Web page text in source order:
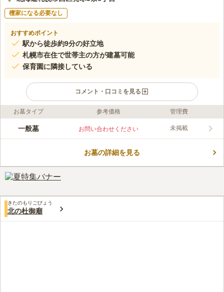
檀家になる必要なし
おすすめポイント
駅から徒歩約9分の好立地
札幌市在住で世帯主の方が建墓可能
保育園に隣接している
コメント・口コミを見る
ライフドット編集部のコメント
住宅地に位置していますが、緑が多く北海道らしいのどかな雰囲
デザインの墓石もあり、それぞれのイメージに合ったお墓を建立
周辺環境なので、迷うことがなく安心です。
口コミ評価
お墓タイプ 参考価格 管理費
一般墓 お問い合わせください 未掲載
お墓の詳細を見る
きたのもりごびょう
北の杜御廟